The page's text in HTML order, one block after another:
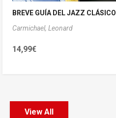
BREVE GUÍA DEL JAZZ CLÁSICO
Carmichael, Leonard
14,99€
View All